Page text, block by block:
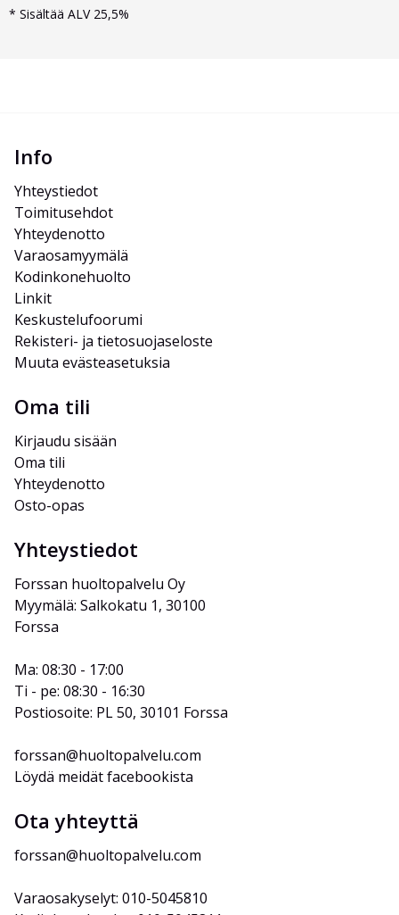
* Sisältää ALV 25,5%
Info
Yhteystiedot
Toimitusehdot
Yhteydenotto
Varaosamyymälä
Kodinkonehuolto
Linkit
Keskustelufoorumi
Rekisteri- ja tietosuojaseloste
Muuta evästeasetuksia
Oma tili
Kirjaudu sisään
Oma tili
Yhteydenotto
Osto-opas
Yhteystiedot
Forssan huoltopalvelu Oy
Myymälä: Salkokatu 1, 30100
Forssa
Ma: 08:30 - 17:00
Ti - pe: 08:30 - 16:30
Postiosoite: PL 50, 30101 Forssa
forssan@huoltopalvelu.com
Löydä meidät facebookista
Ota yhteyttä
forssan@huoltopalvelu.com
Varaosakyselyt: 010-5045810